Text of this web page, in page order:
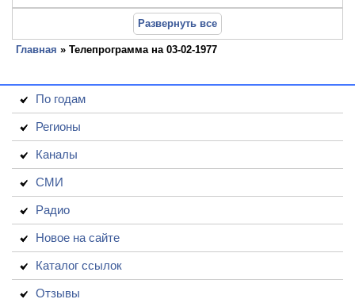
Развернуть все
Главная » Телепрограмма на 03-02-1977
По годам
Регионы
Каналы
СМИ
Радио
Новое на сайте
Каталог ссылок
Отзывы